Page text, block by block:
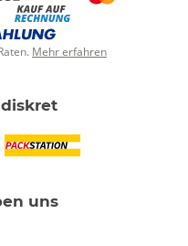
Mehr erfahren
diskret
uns